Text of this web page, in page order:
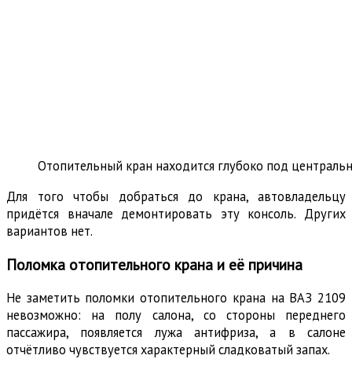
Отопительный кран находится глубоко под
Для того чтобы добраться до крана, автовладельцу
придётся вначале демонтировать эту консоль. Других
вариантов нет.
Поломка отопительного крана и её причина
Не заметить поломки отопительного крана на ВАЗ 2109
невозможно: на полу салона, со стороны переднего
пассажира, появляется лужа антифриза, а в салоне
отчётливо чувствуется характерный сладковатый запах.